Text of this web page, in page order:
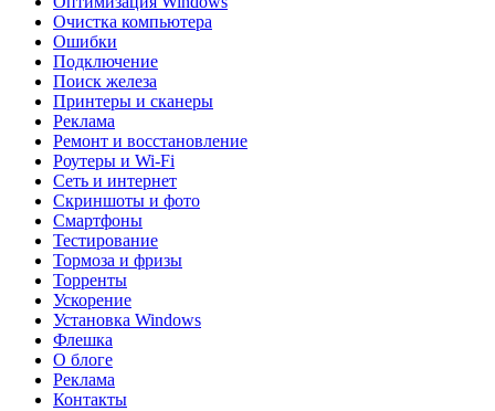
Очистка компьютера
Ошибки
Подключение
Поиск железа
Принтеры и сканеры
Реклама
Ремонт и восстановление
Роутеры и Wi-Fi
Сеть и интернет
Скриншоты и фото
Смартфоны
Тестирование
Тормоза и фризы
Торренты
Ускорение
Установка Windows
Флешка
О блоге
Реклама
Контакты